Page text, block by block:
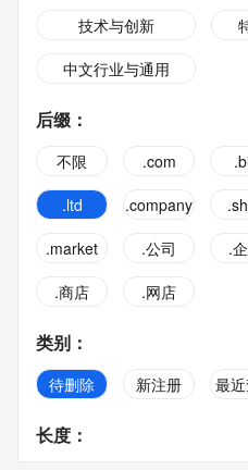
技术与创新
中文行业与通用
后缀 ：
不限 .com
.ltd
.company
.market
.公司 .
.商店
.网店
类别 ：
待删除 新注册 最
长度 ：